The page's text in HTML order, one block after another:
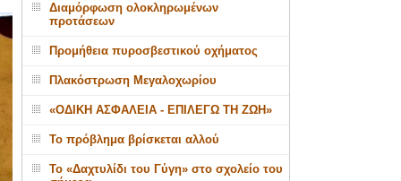
Διαμόρφωση ολοκληρωμένων
προτάσεων
Προμήθεια πυροσβεστικού οχήματος
Πλακόστρωση Μεγαλοχωρίου
«ΟΔΙΚΗ ΑΣΦΑΛΕΙΑ - ΕΠΙΛΕΓΩ ΤΗ ΖΩΗ»
Το πρόβλημα βρίσκεται αλλού
Το «Δαχτυλίδι του Γύγη» στο σχολείο του